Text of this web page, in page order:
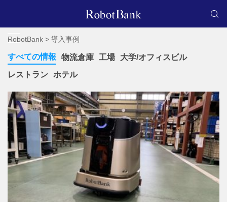
RobotBank > 導入事例
すべての情報 物流倉庫 工場
大学/オフィスビル
レストラン ホテル